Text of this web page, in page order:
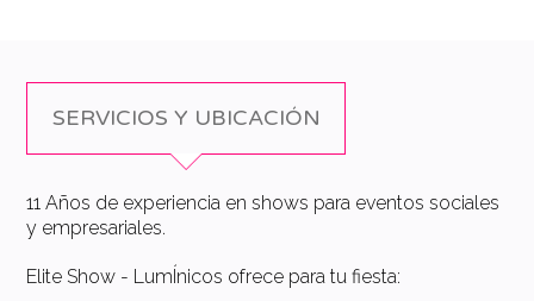
SERVICIOS Y UBICACIÓN
11 Años de experiencia en shows para eventos sociales
y empresariales.
Elite Show - LumÍnicos ofrece para tu fiesta: